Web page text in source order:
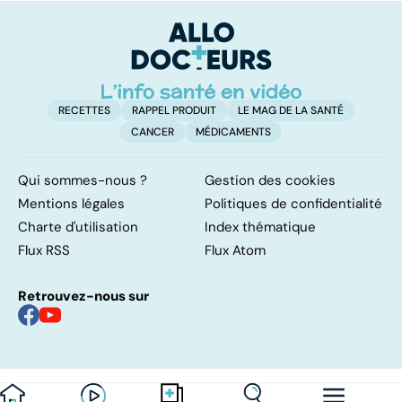
traitements
RECETTES RAPPEL PRODUIT
LE MAG DE LA SANTÉ
CANCER
MÉDICAMENTS
Qui sommes-nous ?
Gestion des cookies
Mentions légales
Politiques de confidentialité
Charte d'utilisation
Index thématique
Flux RSS
Flux Atom
Retrouvez-nous sur